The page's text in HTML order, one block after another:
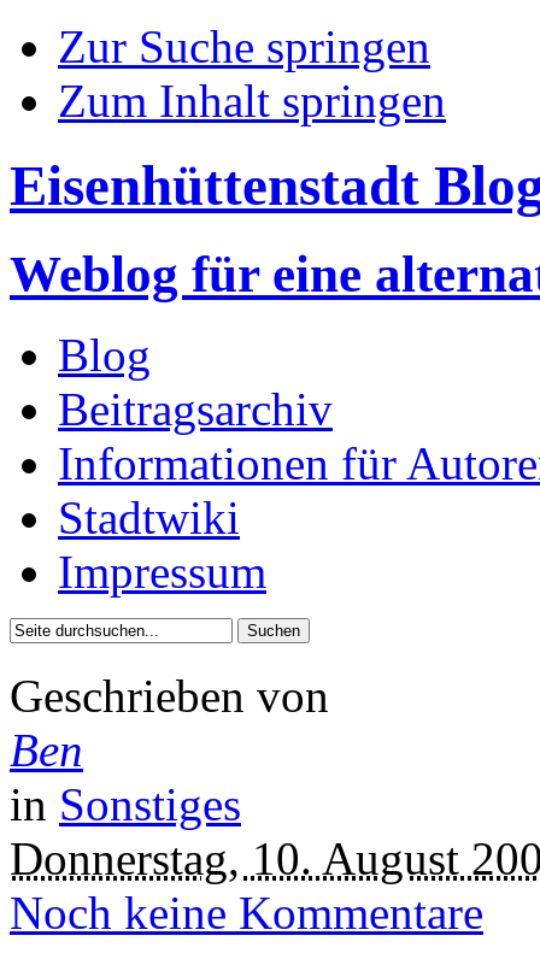
Zur Suche springen
Zum Inhalt springen
Eisenhüttenstadt
Weblog für eine
Blog
Beitragsarchiv
Informationen für
Stadtwiki
Impressum
Geschrieben von
Ben
in Sonstiges
Donnerstag, 10. August
Noch keine Kommentare